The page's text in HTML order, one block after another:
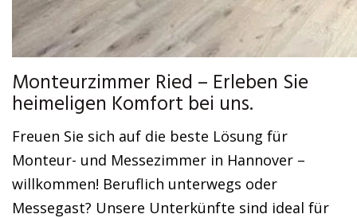
Monteurzimmer Ried – Erleben Sie
heimeligen Komfort bei uns.
Freuen Sie sich auf die beste Lösung für
Monteur- und Messezimmer in Hannover –
willkommen! Beruflich unterwegs oder
Messegast? Unsere Unterkünfte sind ideal für